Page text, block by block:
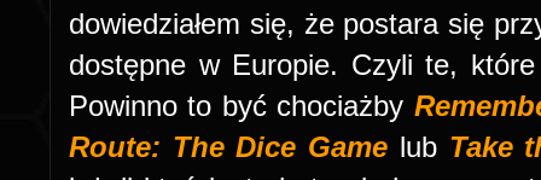
dowiedziałem się, że postara się
dostępne w Europie. Czyli te,
Powinno to być chociażby
Route: The Dice Game lub Take